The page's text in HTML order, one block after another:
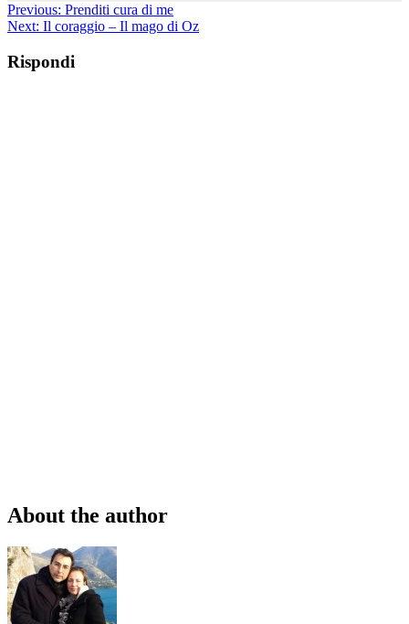
Previous: Prenditi cura di me
Next: Il coraggio – Il mago di Oz
Rispondi
About the author